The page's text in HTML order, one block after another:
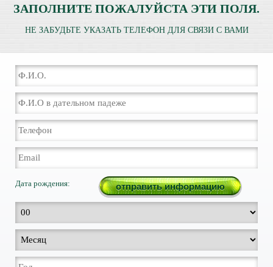
ЗАПОЛНИТЕ ПОЖАЛУЙСТА ЭТИ ПОЛЯ.
НЕ ЗАБУДЬТЕ УКАЗАТЬ ТЕЛЕФОН ДЛЯ СВЯЗИ С ВАМИ
Дата рождения: